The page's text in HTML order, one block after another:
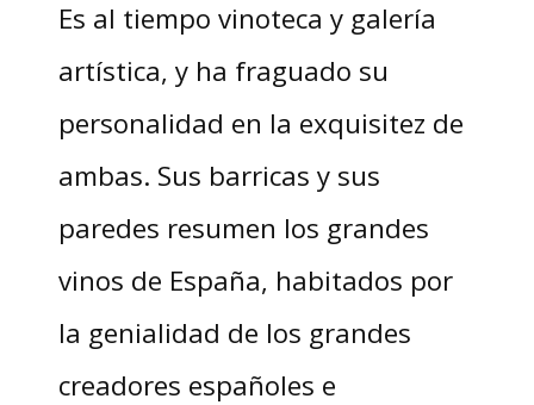
Es al tiempo vinoteca y galería
artística, y ha fraguado su
personalidad en la exquisitez de
ambas. Sus barricas y sus
paredes resumen los grandes
vinos de España, habitados por
la genialidad de los grandes
creadores españoles e